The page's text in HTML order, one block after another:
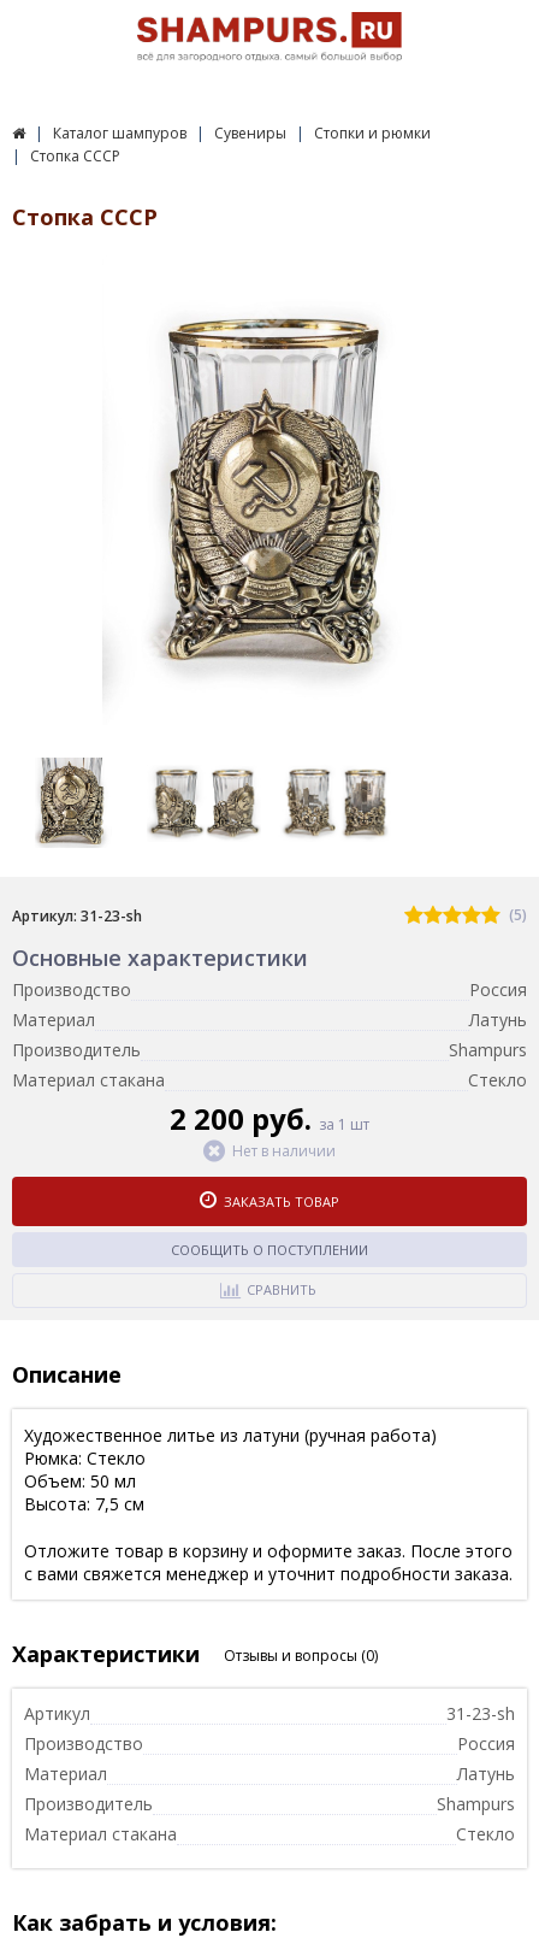
Каталог шампуров Сувениры
Стопки и рюмки
Стопка СССР
Стопка СССР
Артикул: 31-23-sh (5)
Основные характеристики
Производство
Россия
Материал
Латунь
Производитель
Shampurs
Материал стакана
Стекло
2 200 руб. за 1 шт
Нет в наличии
ЗАКАЗАТЬ ТОВАР
СООБЩИТЬ О ПОСТУПЛЕНИИ
СРАВНИТЬ
Описание
Художественное литье из латуни (ручная работа)
Рюмка: Стекло
Объем: 50 мл
Высота: 7,5 см
Отложите товар в корзину и оформите заказ. После этого
с вами свяжется менеджер и уточнит подробности заказа.
Характеристики Отзывы и вопросы (0)
Артикул
31-23-sh
Производство
Россия
Материал
Латунь
Производитель
Shampurs
Материал стакана
Стекло
Как забрать и условия: